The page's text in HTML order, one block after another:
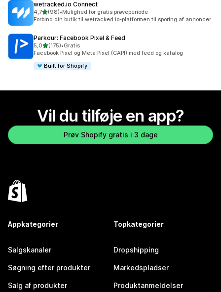
wetracked.io Connect
4,7ud af 5 stjerner
(98)
98 anmeldelser i alt
•Mulighed for gratis prøveperiode
Forbind din butik til wetracked.io-platformen til sporing af annoncer
Parkour: Facebook Pixel & Feed
5,0ud af 5 stjerner
(175)
175 anmeldelser i alt
•Gratis
Facebook Pixel og Meta Pixel (CAPI) med feed og katalog
Built for Shopify
Vil du tilføje en app?
Prøv Shopify gratis i 3 dage
Appkategorier
Salgskanaler
Søgning efter produkter
Salg af produkter
Topkategorier
Dropshipping
Markedspladser
Produktanmeldelser